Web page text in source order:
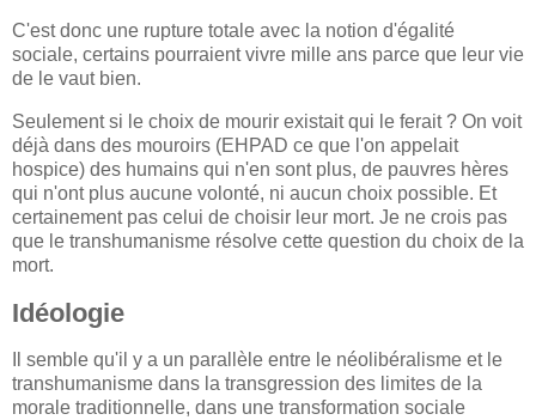
C'est donc une rupture totale avec la notion d'égalité
sociale, certains pourraient vivre mille ans parce que leur vie
de le vaut bien.
Seulement si le choix de mourir existait qui le ferait ? On voit
déjà dans des mouroirs (EHPAD ce que l'on appelait
hospice) des humains qui n'en sont plus, de pauvres hères
qui n'ont plus aucune volonté, ni aucun choix possible. Et
certainement pas celui de choisir leur mort. Je ne crois pas
que le transhumanisme résolve cette question du choix de la
mort.
Idéologie
Il semble qu'il y a un parallèle entre le néolibéralisme et le
transhumanisme dans la transgression des limites de la
morale traditionnelle, dans une transformation sociale